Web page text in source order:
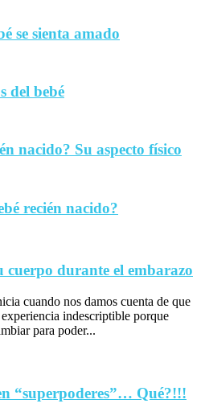
se sienta amado
del bebé
nacido? Su aspecto físico
recién nacido?
cuerpo durante el embarazo
cuando nos damos cuenta de que
experiencia indescriptible porque
para poder...
“superpoderes”… Qué?!!!